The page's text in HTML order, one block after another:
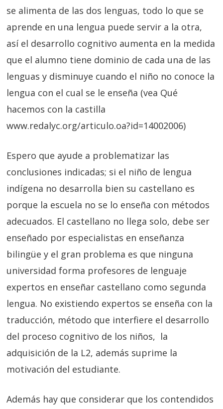
se alimenta de las dos lenguas, todo lo que se
aprende en una lengua puede servir a la otra,
así el desarrollo cognitivo aumenta en la medida
que el alumno tiene dominio de cada una de las
lenguas y disminuye cuando el niño no conoce la
lengua con el cual se le enseña (vea Qué
hacemos con la castilla
www.redalyc.org/articulo.oa?id=14002006)
Espero que ayude a problematizar las
conclusiones indicadas; si el niño de lengua
indígena no desarrolla bien su castellano es
porque la escuela no se lo enseña con métodos
adecuados. El castellano no llega solo, debe ser
enseñado por especialistas en enseñanza
bilingüe y el gran problema es que ninguna
universidad forma profesores de lenguaje
expertos en enseñar castellano como segunda
lengua. No existiendo expertos se enseña con la
traducción, método que interfiere el desarrollo
del proceso cognitivo de los niños, la
adquisición de la L2, además suprime la
motivación del estudiante.
Además hay que considerar que los contendidos